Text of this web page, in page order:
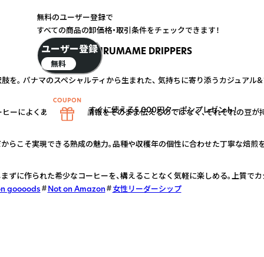
FURUMAME DRIPPERS
を。 パナマのスペシャルティから生まれた、 気持ちに寄り添うカジュアル
によくある専門的な情報をそのまま伝えるのではなく、それぞれの豆が持
らこそ実現できる熟成の魅力。品種や収穫年の個性に合わせた丁寧な焙煎
ずに作られた希少なコーヒーを、構えることなく気軽に楽しめる。上質で
goooods
Not on Amazon 女性リーダーシップ
無料のユーザー登録で
すべての商品の卸価格・取引条件をチェックできます！
ユーザー登録
無料
すぐに使える5,000円クーポンプレゼント！